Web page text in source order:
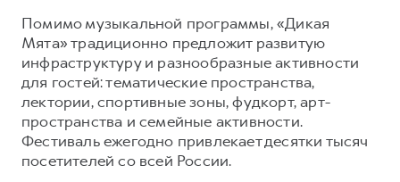
Помимо музыкальной программы, «Дикая
Мята» традиционно предложит развитую
инфраструктуру и разнообразные активности
для гостей: тематические пространства,
лектории, спортивные зоны, фудкорт, арт-
пространства и семейные активности.
Фестиваль ежегодно привлекает десятки тысяч
посетителей со всей России.